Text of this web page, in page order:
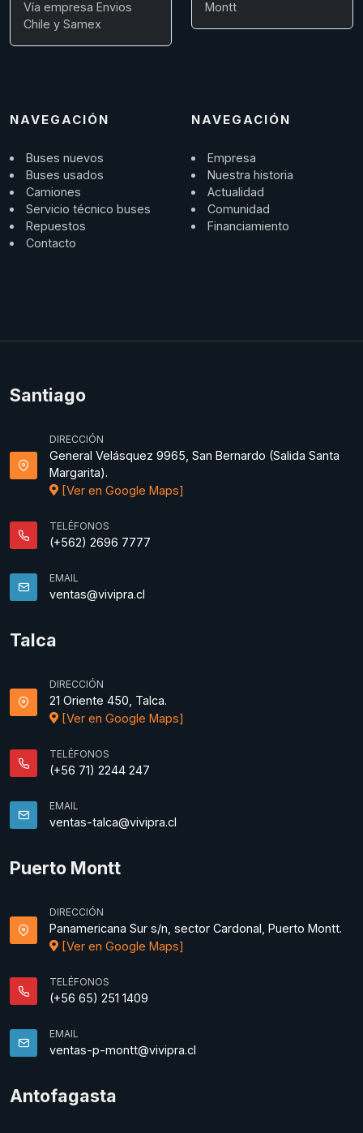
Vía empresa Envios
Chile y Samex
Montt
NAVEGACIÓN
Buses nuevos
Buses usados
Camiones
Servicio técnico buses
Repuestos
Contacto
NAVEGACIÓN
Empresa
Nuestra historia
Actualidad
Comunidad
Financiamiento
Santiago
DIRECCIÓN
General Velásquez 9965, San Bernardo (Salida Santa
Margarita).
[Ver en Google Maps]
TELÉFONOS
(+562) 2696 7777
EMAIL
ventas@vivipra.cl
Talca
DIRECCIÓN
21 Oriente 450, Talca.
[Ver en Google Maps]
TELÉFONOS
(+56 71) 2244 247
EMAIL
ventas-talca@vivipra.cl
Puerto Montt
DIRECCIÓN
Panamericana Sur s/n, sector Cardonal, Puerto Montt.
[Ver en Google Maps]
TELÉFONOS
(+56 65) 251 1409
EMAIL
ventas-p-montt@vivipra.cl
Antofagasta